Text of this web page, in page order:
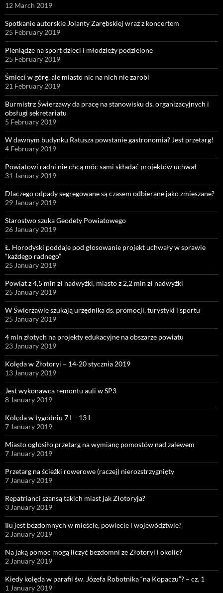
12 March 2019
Spotkanie autorskie Jolanty Zarębskiej wraz z koncertem
25 February 2019
Pieniądze na sport dzieci i młodzieży podzielone
25 February 2019
Śmieci w górę, ale miasto nic na nich nie zarobi
21 February 2019
Burmistrz Świerzawy da pracę na stanowisku ds. organizacyjnych i
obsługi sekretariatu
5 February 2019
W dawnym budynku Ratusza powstanie gastronomia? Jest przetarg!
4 February 2019
Powiatowi radni nie chcą móc sami składać projektów uchwał
31 January 2019
Dlaczego odpady segregowane są czasem odbierane jako zmieszane?
29 January 2019
Starostwo szuka Geodety Powiatowego
26 January 2019
Ł. Horodyski poddaje pod głosowanie projekt uchwały w sprawie
“każdego radnego”
25 January 2019
Powiat z 4,5 mln zł nadwyżki, miasto z 2,2 mln zł nadwyżki
25 January 2019
W Świerzawie szukają urzędnika ds. promocji, turystyki i sportu
25 January 2019
4 mln złotych na projekty edukacyjne na obszarze powiatu
23 January 2019
Kolęda w Złotoryi – 14-20 stycznia 2019
13 January 2019
Jest wykonawca remontu auli w SP3
8 January 2019
Kolęda w tygodniu 7 I – 13 I
7 January 2019
Miasto ogłosiło przetarg na wymianę pomostów nad zalewem
7 January 2019
Przetarg na ścieżki rowerowe (raczej) nierozstrzygnięty
7 January 2019
Repatrianci szansą takich miast jak Złotoryja?
3 January 2019
Ilu jest bezdomnych w mieście, powiecie i województwie?
2 January 2019
Na jaką pomoc mogą liczyć bezdomni ze Złotoryi i okolic?
2 January 2019
Kiedy kolęda w parafii św. Józefa Robotnika “na Kopaczu”? – cz. 1
1 January 2019